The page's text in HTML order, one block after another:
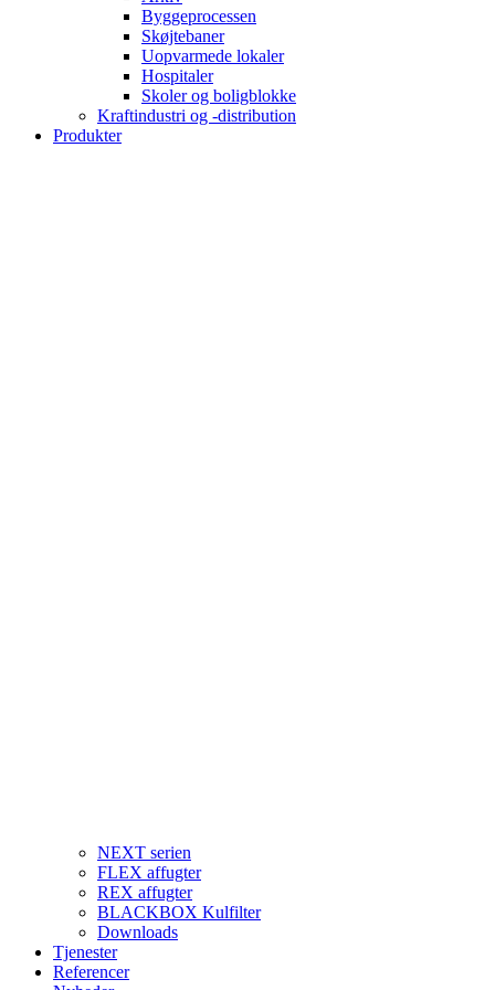
Byggeprocessen
Skøjtebaner
Uopvarmede lokaler
Hospitaler
Skoler og boligblokke
Kraftindustri og -distribution
Produkter
NEXT serien
FLEX affugter
REX affugter
BLACKBOX Kulfilter
Downloads
Tjenester
Referencer